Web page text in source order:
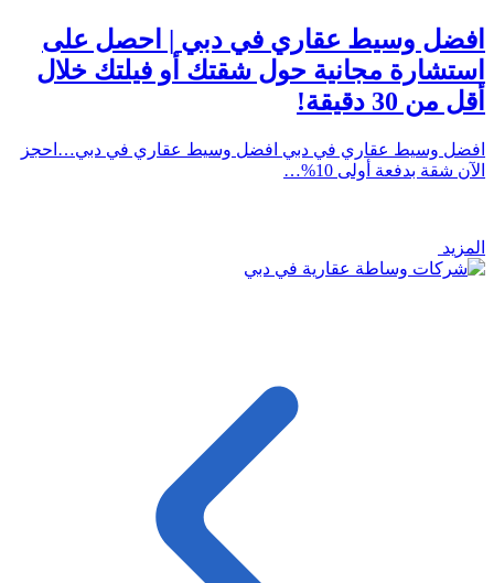
افضل وسيط عقاري في دبي | احصل على
استشارة مجانية حول شقتك أو فيلتك خلال
أقل من 30 دقيقة!
افضل وسيط عقاري في دبي افضل وسيط عقاري في دبي…احجز
الآن شقة بدفعة أولى 10%…
المزيد